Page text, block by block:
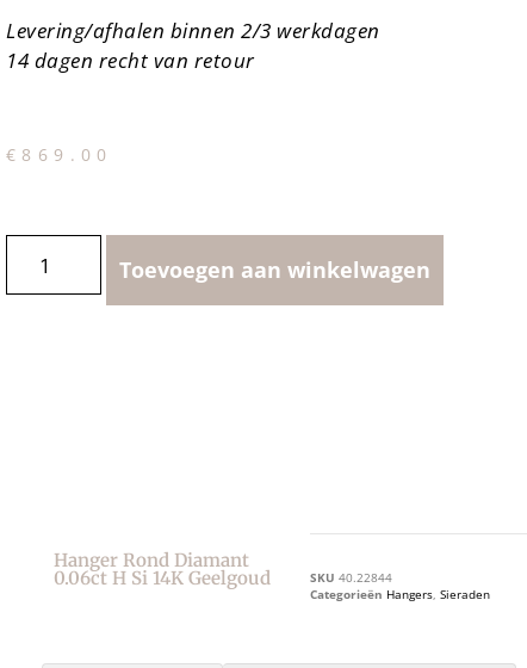
Levering/afhalen binnen 2/3 werkdagen
14 dagen recht van retour
€ 869.00
Toevoegen aan winkelwagen
Hanger Rond Diamant
0.06ct H Si 14K Geelgoud SKU 40.22844
Categorieën Hangers, Sieraden